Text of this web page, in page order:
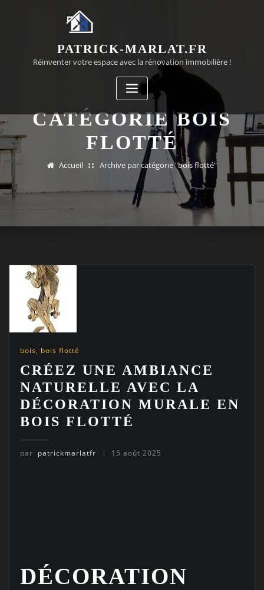
PATRICK-MARLAT.FR
Réinventer votre espace avec la rénovation immobilière !
CATÉGORIE BOIS
FLOTTÉ
Accueil Archive par catégorie "bois flotté"
bois, bois flotté
CRÉEZ UNE AMBIANCE
NATURELLE AVEC LA
DÉCORATION MURALE EN
BOIS FLOTTÉ
par patrickmarlatfr 15 août 2025
DÉCORATION